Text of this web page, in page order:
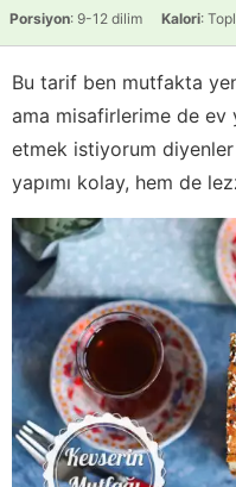
Porsiyon: 9-12 dilim Kalori:
Bu tarif ben mutfakta
ama misafirlerime de ev
etmek istiyorum
yapımı kolay, hem de